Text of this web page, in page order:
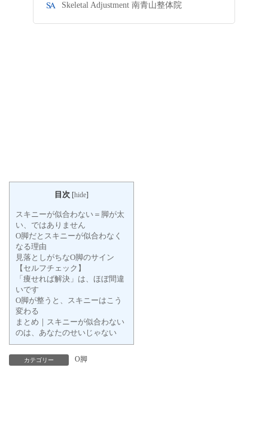
Skeletal Adjustment 南青山整体院
目次 [hide]
スキニーが似合わない＝脚が太
い、ではありません
O脚だとスキニーが似合わなく
なる理由
見落としがちなO脚のサイン
【セルフチェック】
「痩せれば解決」は、ほぼ間違
いです
O脚が整うと、スキニーはこう
変わる
まとめ｜スキニーが似合わない
のは、あなたのせいじゃない
カテゴリー O脚